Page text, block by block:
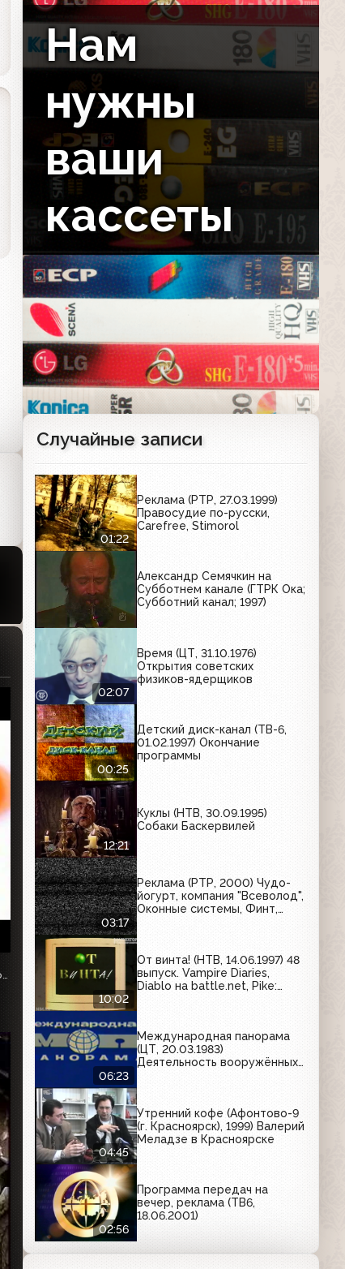
Нам
нужны
ваши
кассеты
Случайные записи
01:22
Реклама (РТР, 27.03.1999)
Правосудие по-русски,
Carefree, Stimorol
Александр Семячкин на
Субботнем канале (ГТРК Ока;
Субботний канал; 1997)
02:07
Время (ЦТ, 31.10.1976)
Открытия советских
физиков-ядерщиков
00:25
Детский диск-канал (ТВ-6,
01.02.1997) Окончание
программы
12:21
Куклы (НТВ, 30.09.1995)
Собаки Баскервилей
03:17
Реклама (РТР, 2000) Чудо-
йогурт, компания "Всеволод",
Оконные системы, Финт,
10:02
От винта! (НТВ, 14.06.1997) 48
выпуск. Vampire Diaries,
Diablo на battle.net, Pike:
06:23
Международная панорама
(ЦТ, 20.03.1983)
Деятельность вооружённых
04:45
Утренний кофе (Афонтово-9
(г. Красноярск), 1999) Валерий
Меладзе в Красноярске
02:56
Программа передач на
вечер, реклама (ТВ6,
18.06.2001)